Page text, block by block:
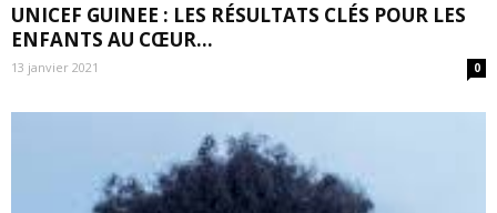
UNICEF GUINEE : LES RÉSULTATS CLÉS POUR LES
ENFANTS AU CŒUR...
13 janvier 2021 0